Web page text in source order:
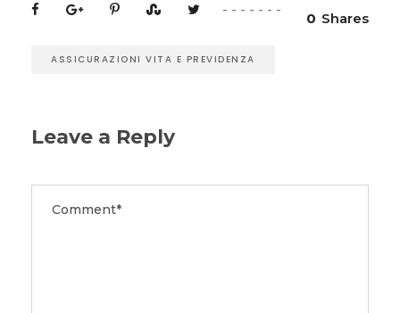
0 Shares
ASSICURAZIONI VITA E PREVIDENZA
Leave a Reply